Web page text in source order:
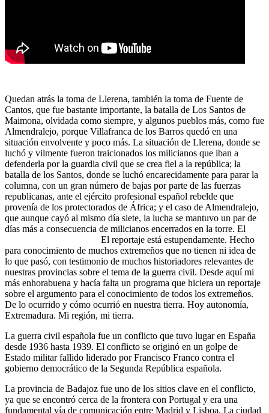
Quedan atrás la toma de Llerena, también la toma de Fuente de
Cantos, que fue bastante importante, la batalla de Los Santos de
Maimona, olvidada como siempre, y algunos pueblos más, como fue
Almendralejo, porque Villafranca de los Barros quedó en una
situación envolvente y poco más. La situación de Llerena, donde se
luchó y vilmente fueron traicionados los milicianos que iban a
defenderla por la guardia civil que se crea fiel a la república; la
batalla de los Santos, donde se luchó encarecidamente para parar la
columna, con un gran número de bajas por parte de las fuerzas
republicanas, ante el ejército profesional español rebelde que
provenía de los protectorados de África; y el caso de Almendralejo,
que aunque cayó al mismo día siete, la lucha se mantuvo un par de
días más a consecuencia de milicianos encerrados en la torre. El
El reportaje está estupendamente. Hecho
para conocimiento de muchos extremeños que no tienen ni idea de
lo que pasó, con testimonio de muchos historiadores relevantes de
nuestras provincias sobre el tema de la guerra civil. Desde aquí mi
más enhorabuena y hacía falta un programa que hiciera un reportaje
sobre el argumento para el conocimiento de todos los extremeños.
De lo ocurrido y cómo ocurrió en nuestra tierra. Hoy autonomía,
Extremadura. Mi región, mi tierra.
La guerra civil española fue un conflicto que tuvo lugar en España
desde 1936 hasta 1939. El conflicto se originó en un golpe de
Estado militar fallido liderado por Francisco Franco contra el
gobierno democrático de la Segunda República española.
La provincia de Badajoz fue uno de los sitios clave en el conflicto,
ya que se encontró cerca de la frontera con Portugal y era una
fundamental vía de comunicación entre Madrid y Lisboa. La ciudad